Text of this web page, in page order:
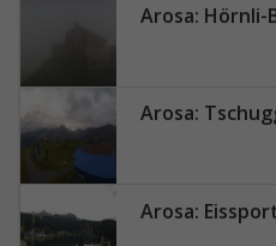
Arosa:
Arosa:
Arosa: